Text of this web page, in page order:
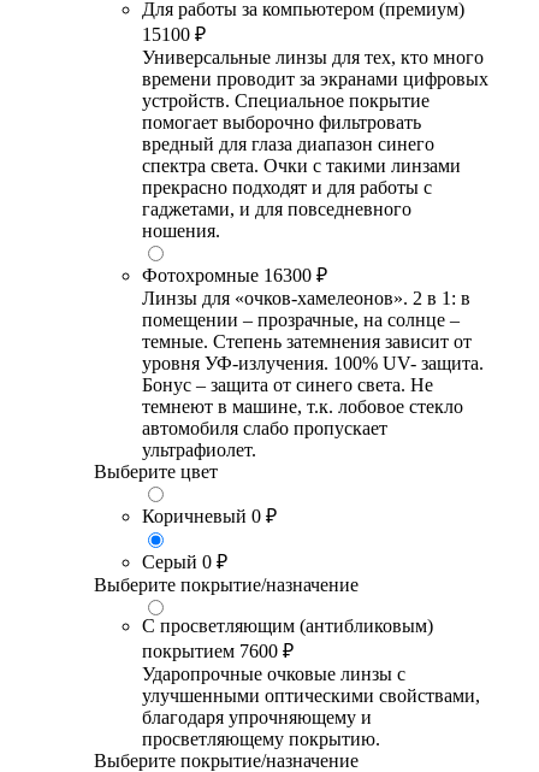
Для работы за компьютером (премиум)
15100 ₽
Универсальные линзы для тех, кто много
времени проводит за экранами цифровых
устройств. Специальное покрытие
помогает выборочно фильтровать
вредный для глаза диапазон синего
спектра света. Очки с такими линзами
прекрасно подходят и для работы с
гаджетами, и для повседневного
ношения.
Фотохромные 16300 ₽
Линзы для «очков-хамелеонов». 2 в 1: в
помещении – прозрачные, на солнце –
темные. Степень затемнения зависит от
уровня УФ-излучения. 100% UV- защита.
Бонус – защита от синего света. Не
темнеют в машине, т.к. лобовое стекло
автомобиля слабо пропускает
ультрафиолет.
Выберите цвет
Коричневый 0 ₽
Серый 0 ₽
Выберите покрытие/назначение
С просветляющим (антибликовым)
покрытием 7600 ₽
Ударопрочные очковые линзы с
улучшенными оптическими свойствами,
благодаря упрочняющему и
просветляющему покрытию.
Выберите покрытие/назначение